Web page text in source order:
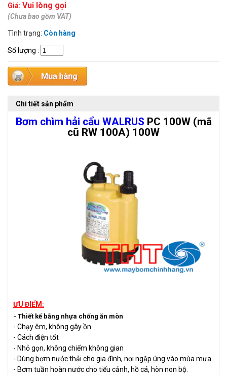
Giá: Vui lòng gọi
(Chưa bao gồm VAT)
Tình trạng: Còn hàng
Số lượng :
Chi tiết sản phẩm
Bơm chìm hải cẩu WALRUS PC 100W (mã
cũ RW 100A) 100W
ƯU ĐIỂM:
- Thiết kế bằng nhựa chống ăn mòn
- Chạy êm, không gây ồn
- Cách điện tốt
- Nhỏ gọn, không chiếm không gian
- Dùng bơm nước thải cho gia đình, nơi ngập úng vào mùa mưa
- Bơm tuần hoàn nước cho tiểu cảnh, hồ cá, hòn non bộ.